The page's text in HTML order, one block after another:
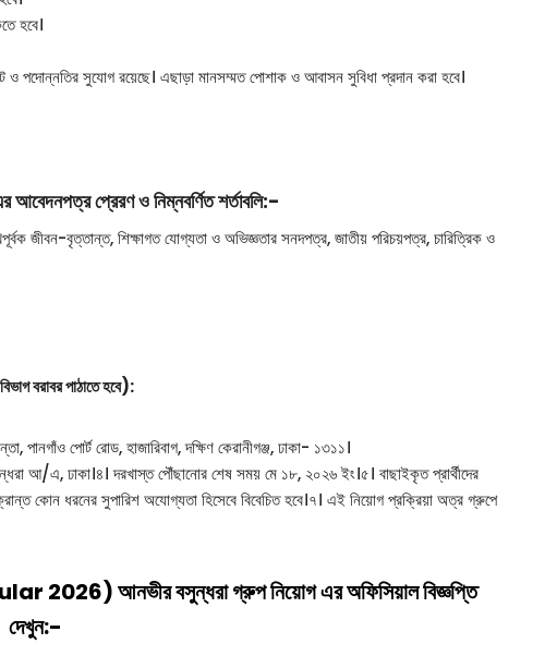
হবে।
ও পদোন্নতির সুযোগ রয়েছে। এছাড়া মানসম্মত পোশাক ও আবাসন সুবিধা প্রদান করা হবে।
আবেদনপত্র প্রেরণ ও নিম্নবর্ণিত শর্তাবলি:-
জীবন-বৃত্তান্ত, শিক্ষাগত যোগ্যতা ও অভিজ্ঞতার সনদপত্র, জাতীয় পরিচয়পত্র, চারিত্রিক ও
বরাবর পাঠাতে হবে):
পোর্ট রোড, হাজারিবাগ, দক্ষিণ কেরানীগঞ্জ, ঢাকা- ১৩১১।
আ/এ, ঢাকা।৪। দরখাস্ত পৌঁছানোর শেষ সময় মে ১৮, ২০২৬ ইং।৫। বাছাইকৃত প্রার্থীদের
কোন ধরনের সুপারিশ অযোগ্যতা হিসেবে বিবেচিত হবে।৭। এই নিয়োগ প্রক্রিয়া অত্র গ্রুপে
আনভীর বসুন্ধরা গ্রুপ নিয়োগ এর অফিসিয়াল বিজ্ঞপ্তি
দেখুন:-